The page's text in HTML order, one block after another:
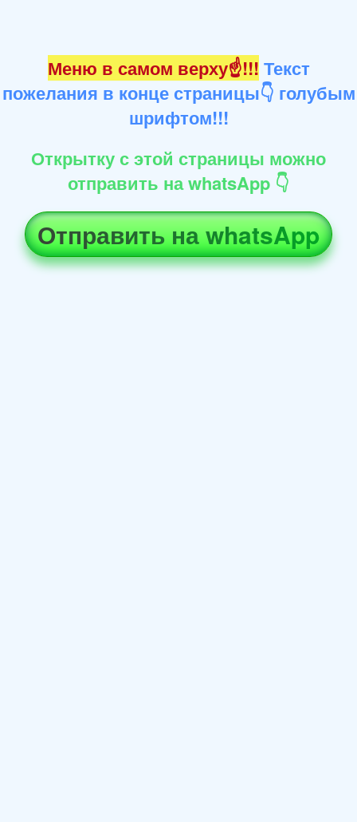
Меню в самом верху☝!!! Текст
пожелания в конце страницы👇 голубым
шрифтом!!!
Открытку с этой страницы можно
отправить на whatsApp 👇
Отправить на whatsApp